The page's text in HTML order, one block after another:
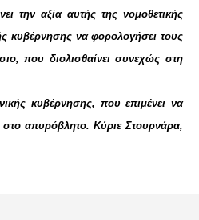
την αξία αυτής της νομοθετικής
κυβέρνησης να φορολογήσει τους
που διολισθαίνει συνεχώς στη
κυβέρνησης, που επιμένει να
στο απυρόβλητο. Κύριε Στουρνάρα,